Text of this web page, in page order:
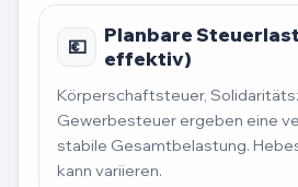
💶
Planbare
effektiv)
Körperschaftsteuer,
Gewerbesteuer ergeben eine
stabile Gesamtbelastung.
kann variieren.